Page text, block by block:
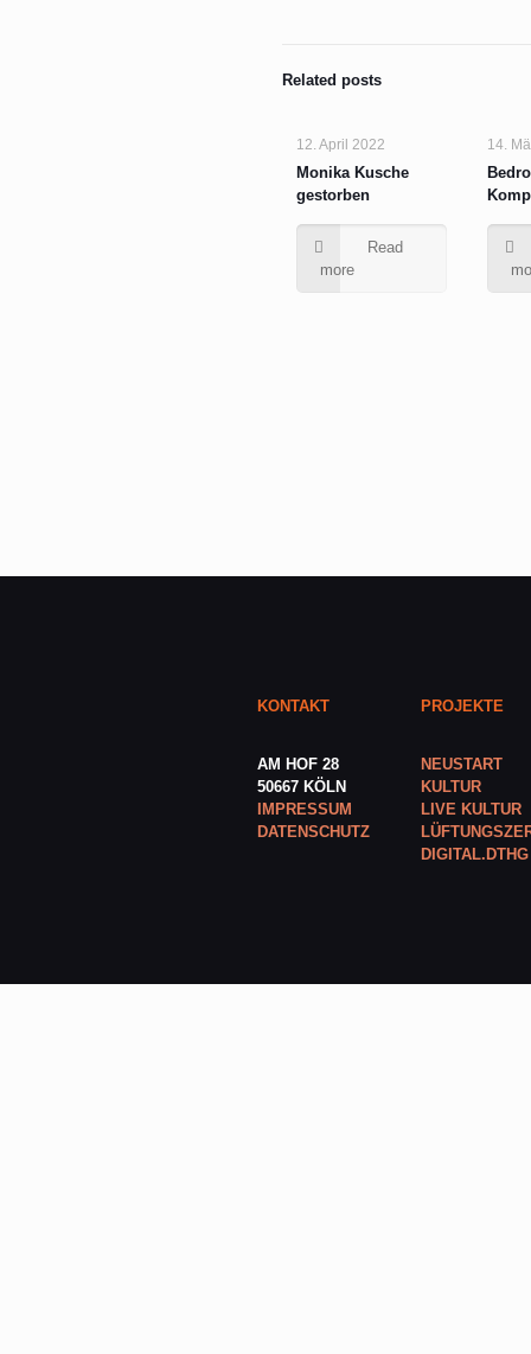
Related posts
12. April 2022
Monika Kusche
gestorben
Read
more
14.
KONTAKT
AM HOF 28
50667 KÖLN
IMPRESSUM
DATENSCHUTZ
PROJEKTE
NEUSTART
KULTUR
LIVE KULTUR
DIGITAL.DTHG